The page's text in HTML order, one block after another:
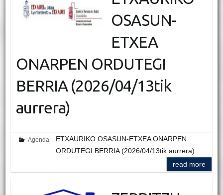
OSASUN-
ETXEA
ONARPEN ORDUTEGI
BERRIA (2026/04/13tik
aurrera)
Agenda
ETXAURIKO OSASUN-ETXEA ONARPEN
ORDUTEGI BERRIA (2026/04/13tik aurrera)
read more